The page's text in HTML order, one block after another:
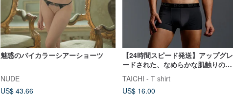
魅惑のバイカラーシアーショーツ
NUDE
US$ 43.66
【24時間スピード発送】アップグレ
ードされた、なめらかな肌触りのひ
んやりシームレスショーツ（ひんや
りシルク素材／肌に優しい）
TAICHI - T shirt
US$ 16.00